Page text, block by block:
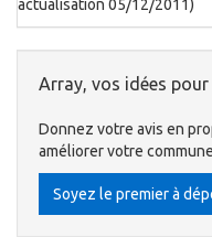
actualisation 05/12/2011)
Array, vos idées
Donnez votre avis en
améliorer votre
Soyez le premier à